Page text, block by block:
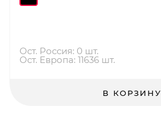
Ост. Россия: 0 шт.
Ост. Европа: 11636 шт.
В КОРЗИНУ